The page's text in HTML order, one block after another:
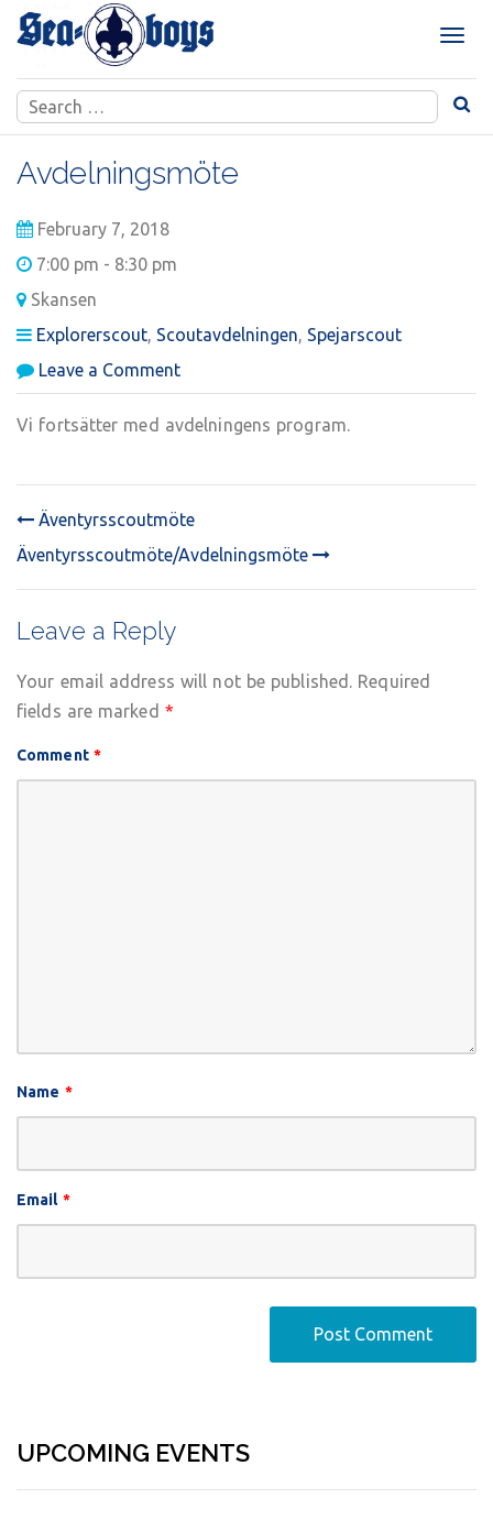
Skip
T
g
l
Search
for:
Avdelningsmöte
February 7, 2018
7:00 pm - 8:30 pm
Skansen
Explorerscout, Scoutavdelningen, Spejarscout
Leave a Commenton
Avdelningsmöte
Vi fortsätter med avdelningens program.
POST
NAVIGATION
Äventyrsscoutmöte
Äventyrsscoutmöte/Avdelningsmöte
Leave a Reply
Your email address will not be published. Required
fields are marked *
Comment *
Name *
Email *
UPCOMING EVENTS